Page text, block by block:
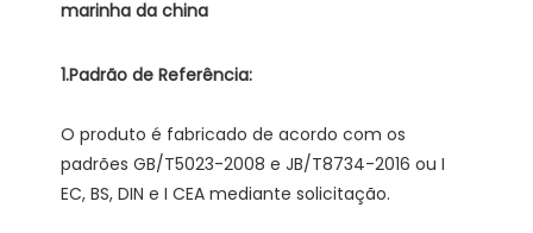
O produto é fabricado de acordo com os
padrões GB/T5023-2008 e JB/T8734-2016 ou I